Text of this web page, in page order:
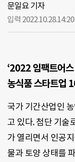
문일요 기자
입력 2022.10.28.
‘2022 임팩트어
농식품 스타트업
국가 기간산업인
고 있다. 첨단 기술
가 열리면서 인공
물과 토양 상태를